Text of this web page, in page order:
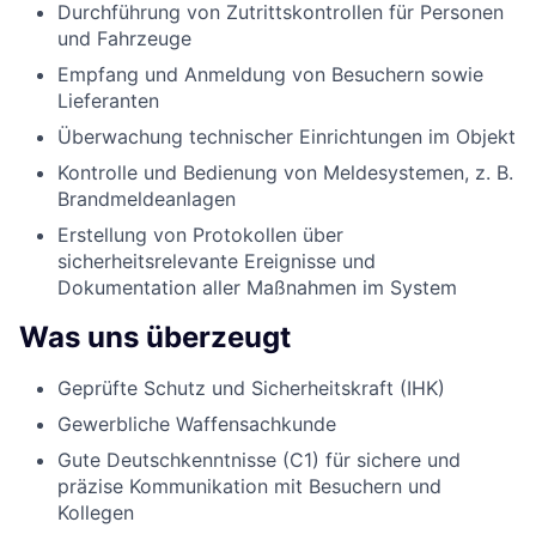
Durchführung von Zutrittskontrollen für Personen
und Fahrzeuge
Empfang und Anmeldung von Besuchern sowie
Lieferanten
Überwachung technischer Einrichtungen im Objekt
Kontrolle und Bedienung von Meldesystemen, z. B.
Brandmeldeanlagen
Erstellung von Protokollen über
sicherheitsrelevante Ereignisse und
Dokumentation aller Maßnahmen im System
Was uns überzeugt
Geprüfte Schutz und Sicherheitskraft (IHK)
Gewerbliche Waffensachkunde
Gute Deutschkenntnisse (C1) für sichere und
präzise Kommunikation mit Besuchern und
Kollegen